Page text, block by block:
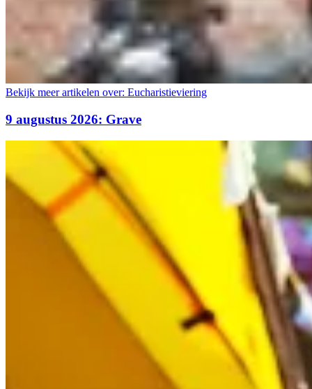
Bekijk meer artikelen over: Eucharistieviering
9 augustus 2026: Grave